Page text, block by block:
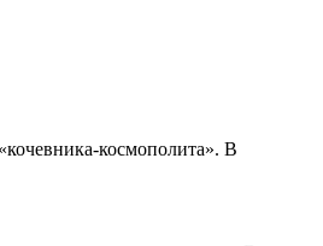
космополита». В